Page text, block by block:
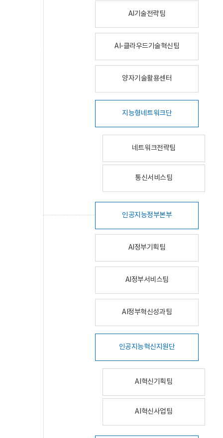
AI기술전략팀
AI-클라우드기술혁신팀
양자기술활용센터
지능형네트워크단
네트워크전략팀
통신서비스팀
인공지능정부본부
AI정부기획팀
AI정부서비스팀
AI정부혁신성과팀
인공지능혁신지원단
AI혁신기획팀
AI혁신사업팀